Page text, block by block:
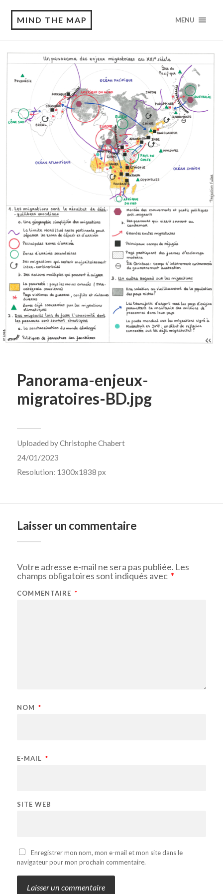
MIND THE MAP MENU
Panorama-enjeux-
migratoires-BD.jpg
Uploaded byChristophe Chabert
24/01/2023
Resolution: 1300x1838 px
Laisser un commentaire
Votre adresse e-mail ne sera pas publiée. Les
champs obligatoires sont indiqués avec *
COMMENTAIRE *
NOM *
E-MAIL *
SITE WEB
Enregistrer mon nom, mon e-mail et mon site dans le
navigateur pour mon prochain commentaire.